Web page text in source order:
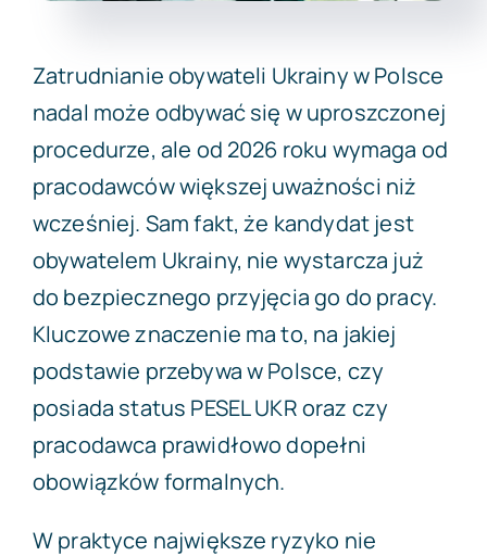
Zatrudnianie obywateli Ukrainy w Polsce
nadal może odbywać się w uproszczonej
procedurze, ale od 2026 roku wymaga od
pracodawców większej uważności niż
wcześniej. Sam fakt, że kandydat jest
obywatelem Ukrainy, nie wystarcza już
do bezpiecznego przyjęcia go do pracy.
Kluczowe znaczenie ma to, na jakiej
podstawie przebywa w Polsce, czy
posiada status PESEL UKR oraz czy
pracodawca prawidłowo dopełni
obowiązków formalnych.
W praktyce największe ryzyko nie